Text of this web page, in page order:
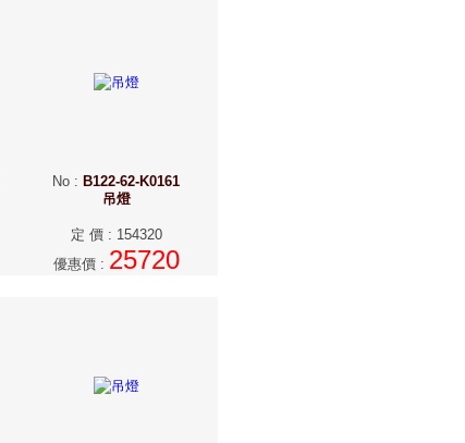
No : B122-62-K0161
吊燈
定 價: 154320
優惠價: 25720